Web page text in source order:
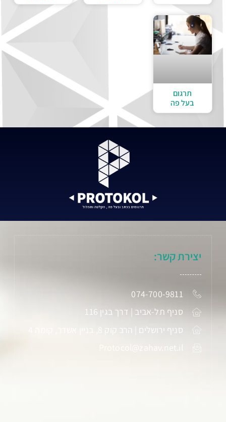
תרגום
בעל פה
יצירת קשר:
074-700-9811
סניף תל-אביב | דרך בגין 116
סניף ירושלים | הרב קוק 8, בניין אשדר, קומה 4
Protocol@zahav.net.il